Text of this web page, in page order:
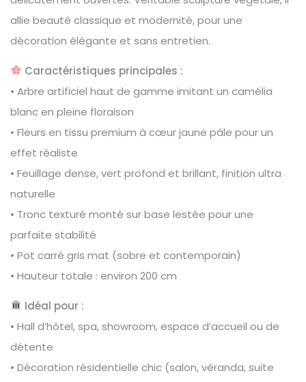
allie beauté classique et modernité, pour une
décoration élégante et sans entretien.
Caractéristiques principales :
• Arbre artificiel haut de gamme imitant un camélia
blanc en pleine floraison
• Fleurs en tissu premium à cœur jaune pâle pour un
effet réaliste
• Feuillage dense, vert profond et brillant, finition ultra
naturelle
• Tronc texturé monté sur base lestée pour une
parfaite stabilité
• Pot carré gris mat (sobre et contemporain)
• Hauteur totale : environ 200 cm
Idéal pour :
• Hall d’hôtel, spa, showroom, espace d’accueil ou de
détente
• Décoration résidentielle chic (salon, véranda, suite